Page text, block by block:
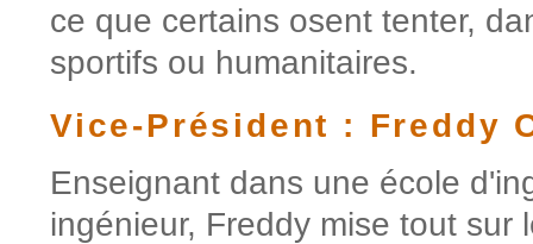
ce que certains osent tenter,
sportifs ou humanitaires.
Vice-Président : Freddy
Enseignant dans une école
ingénieur, Freddy mise tout sur